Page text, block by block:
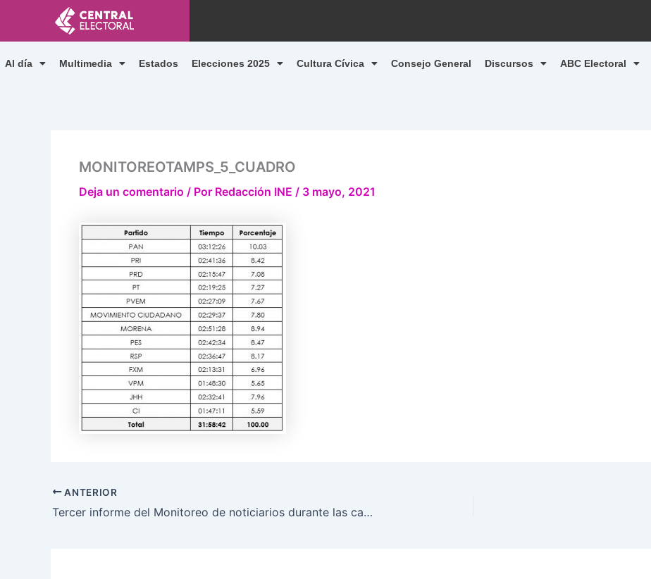
contenido
Al día Multimedia Estados Elecciones 2025 Cultura Cívica Consejo General Discursos ABC Electoral
MONITOREOTAMPS_5_CUADRO
Deja un comentario / Por Redacción INE / 3 mayo, 2021
ANTERIOR
Tercer informe del Monitoreo de noticiarios durante las campañas federales en Tamaulipas